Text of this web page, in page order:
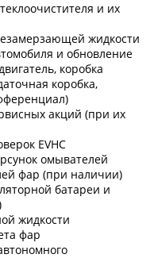
и их
жидкости
и обновление
коробка
коробка,
акций (при их
EVHC
омывателей
фар (при наличии)
батареи и
жидкости
фар